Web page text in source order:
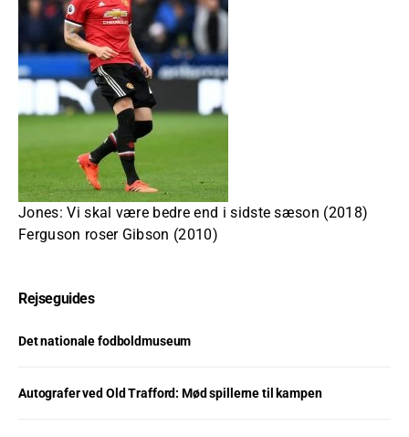
Jones: Vi skal være bedre end i sidste sæson (2018)
Ferguson roser Gibson (2010)
Rejseguides
Det nationale fodboldmuseum
Autografer ved Old Trafford: Mød spillerne til kampen